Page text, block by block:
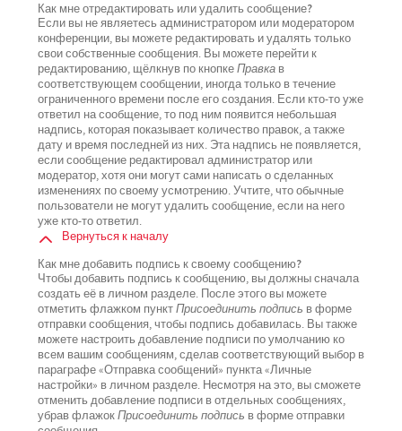
Как мне отредактировать или удалить сообщение?
Если вы не являетесь администратором или модератором
конференции, вы можете редактировать и удалять только
свои собственные сообщения. Вы можете перейти к
редактированию, щёлкнув по кнопкеПравкав
соответствующем сообщении, иногда только в течение
ограниченного времени после его создания. Если кто-то уже
ответил на сообщение, то под ним появится небольшая
надпись, которая показывает количество правок, а также
дату и время последней из них. Эта надпись не появляется,
если сообщение редактировал администратор или
модератор, хотя они могут сами написать о сделанных
изменениях по своему усмотрению. Учтите, что обычные
пользователи не могут удалить сообщение, если на него
уже кто-то ответил.
Вернуться к началу
Как мне добавить подпись к своему сообщению?
Чтобы добавить подпись к сообщению, вы должны сначала
создать её в личном разделе. После этого вы можете
отметить флажком пунктПрисоединить подпись в форме
отправки сообщения, чтобы подпись добавилась. Вы также
можете настроить добавление подписи по умолчанию ко
всем вашим сообщениям, сделав соответствующий выбор в
параграфе «Отправка сообщений» пункта «Личные
настройки» в личном разделе. Несмотря на это, вы сможете
отменить добавление подписи в отдельных сообщениях,
убрав флажокПрисоединить подпись в форме отправки